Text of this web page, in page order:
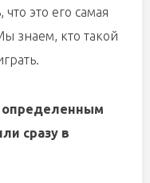
это его самая
знаем, кто такой
определенным
сразу в